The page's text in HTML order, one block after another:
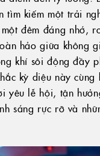
tìm kiếm một trải
đêm đáng nhớ,
hảo giữa không
khí sôi động đầy
kỳ diệu này
yêu lễ hội, tận
sáng rực rỡ và